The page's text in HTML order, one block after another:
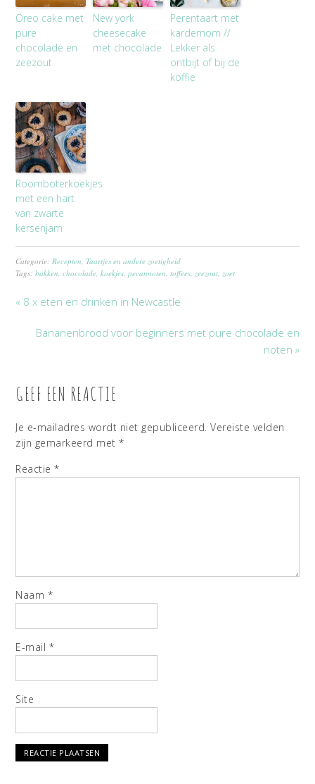
Oreo cake met
pure
chocolade en
zeezout
New york
cheesecake
met chocolade
Perentaart met
kardemom //
Lekker als
ontbijt of bij de
koffie
Roomboterkoekjes
met een hart
van zwarte
kersenjam
Categorie: Recepten ,Taartjes en andere zoetigheid
Tags:bakken ,chocolade ,koekjes ,pecannoten ,toffees zeezout zoet
« 8 x eten en drinken in Newcastle
Bananenbrood voor beginners met pure chocolade en
noten »
GEEF EEN REACTIE
Je e-mailadres wordt niet gepubliceerd. Vereiste velden
zijn gemarkeerd met*
Reactie*
Naam *
E-mail *
Site